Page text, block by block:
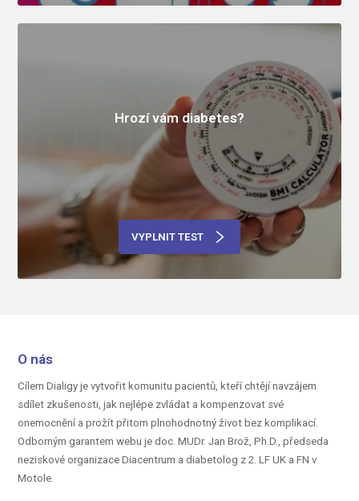
Hrozí vám diabetes?
VYPLNIT TEST
O nás
Cílem Dialigy je vytvořit komunitu pacientů, kteří chtějí navzájem
sdílet zkušenosti, jak nejlépe zvládat a kompenzovat své
onemocnění a prožít přitom plnohodnotný život bez komplikací.
Odborným garantem webu je doc. MUDr. Jan Brož, Ph.D., předseda
neziskové organizace Diacentrum a diabetolog z 2. LF UK a FN v
Motole.